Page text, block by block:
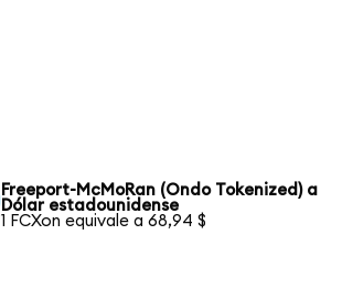
Freeport-McMoRan (Ondo Tokenized) a
Dólar estadounidense
1 FCXon equivale a 68,94 $